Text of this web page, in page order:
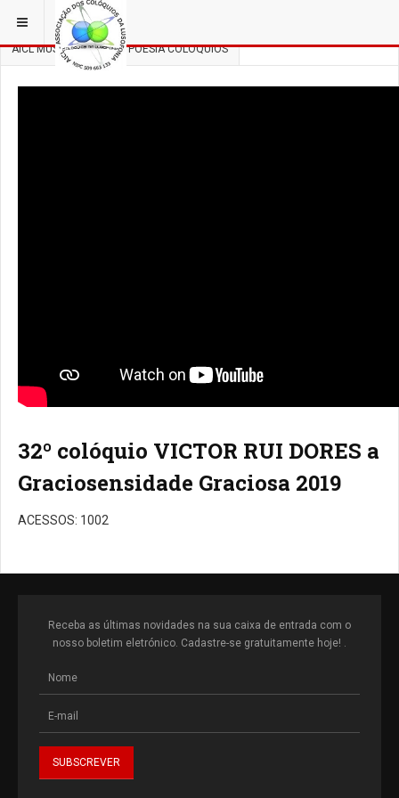
ESTÁ EM... 3 COLÓQUIOS
AICL MÚSICA, DANÇA E POESIA COLÓQUIOS
32º colóquio VICTOR RUI DORES a
Graciosensidade Graciosa 2019
ACESSOS: 1002
Receba as últimas novidades na sua caixa de entrada com o
nosso boletim eletrónico. Cadastre-se gratuitamente hoje! .